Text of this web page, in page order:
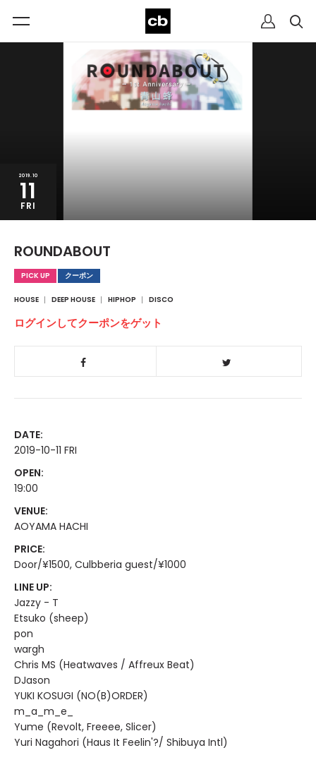
2019.10
11
FRI
ROUNDABOUT
PICK UP クーポン
HOUSE DEEP HOUSE HIPHOP DISCO
ログインしてクーポンをゲット
DATE:
2019-10-11 FRI
OPEN:
19:00
VENUE:
AOYAMA HACHI
PRICE:
Door/¥1500, Culbberia guest/¥1000
LINE UP:
Jazzy - T
Etsuko (sheep)
pon
wargh
Chris MS (Heatwaves / Affreux Beat)
DJason
YUKI KOSUGI (NO(B)ORDER)
m_a_m_e_
Yume (Revolt, Freeee, Slicer)
Yuri Nagahori (Haus It Feelin'?/ Shibuya Intl)